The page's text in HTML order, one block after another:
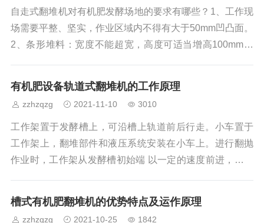
比例称为猪粪发酵剂。 2.堆放猪粪：将准备好的猪粪
堆放，吃水和容积不能太小，堆成宽2m、高1m的长方形粪
堆，用农膜盖紧。 3.水分
自走式翻堆机对有机肥发酵场地的要求有哪些？1、工作现
场需要平整、坚实，作业区域内不得有大于50mm凹凸面。
2、条形堆料：宽度不能超宽，高度可适当增高100mm以
械，不能当作行走车辆及载重车辆使用。我们在使用有机
肥自走式翻堆机的时候，需要掌握这几个方法：1、自走式
翻堆机场地需要平整、坚实、作业区域内不得有大于50mm
的凹凸面,长度不限,宽度应保证本机的迥运调头。 2、待翻
拌的原肥堆积，宽度不得大
有机肥设备轨道式翻堆机的工作原理
zzhzqzg 2021-11-10 3010
工作架置于发酵槽上，可沿槽上轨道前后行走。小车置于
工作架上，翻堆部件和液压系统安装在小车上。进行翻抛
作业时，工作架从发酵槽初始端 以一定的速度前进，小车
重新置堆。沿槽完成一个行程的作业后，液压系统抬起翻
槽式有机肥翻堆机的优势特点及运作原理
zzhzqzg 2021-10-25 1842